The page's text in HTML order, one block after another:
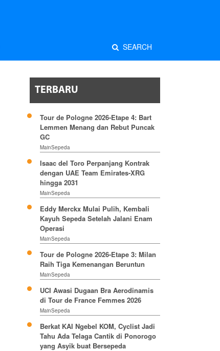
SEARCH
TERBARU
Tour de Pologne 2026-Etape 4: Bart
Lemmen Menang dan Rebut Puncak
GC
MainSepeda
Isaac del Toro Perpanjang Kontrak
dengan UAE Team Emirates-XRG
hingga 2031
MainSepeda
Eddy Merckx Mulai Pulih, Kembali
Kayuh Sepeda Setelah Jalani Enam
Operasi
MainSepeda
Tour de Pologne 2026-Etape 3: Milan
Raih Tiga Kemenangan Beruntun
MainSepeda
UCI Awasi Dugaan Bra Aerodinamis
di Tour de France Femmes 2026
MainSepeda
Berkat KAI Ngebel KOM, Cyclist Jadi
Tahu Ada Telaga Cantik di Ponorogo
yang Asyik buat Bersepeda